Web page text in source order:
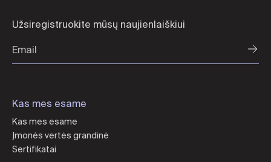
Užsiregistruokite mūsų naujienlaiškiui
Kas mes esame
Kas mes esame
Įmonės vertės grandinė
Sertifikatai